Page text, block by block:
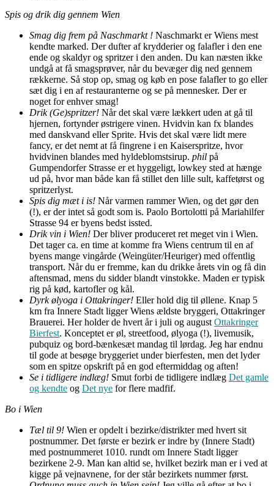
Spis og drik dig gennem Wien
Smag dig frem på Naschmarkt ! Naschmarkt er Wiens mest
kendte marked. Der dufter af krydderier og falafler i den ene
ende og skaldyr og spritzer i den anden. Du kan næsten ikke
undgå at få smagsprøver, når du bevæger dig ned gennem
rækkerne. Så stop op, smag og køb en pose falafler to go eller
sæt dig i en af restauranterne og se på mennesker. Der er
noget for enhver smag!
Drik (Ge)spritzer! Når det skal være lækkert uden at gå til
hjernen, fortynder østrigere vinen. Hvidvin kan fx blandes
med danskvand eller Sprite. Hvis det skal være lidt mere
fancy, er det nemt at få fingrene i en Kaiserspritze, hvor
hvidvinen blandes med hyldeblomstsirup. phil på
Gumpendorfer Strasse er et hyggeligt, lowkey sted at hænge
ud på, hvor man både kan få stillet den lille sult, kaffetørst og
spritzerlyst.
Spis dig mæt i is! Når varmen rammer Wien, og det gør den
(!), er der intet så godt som is. Paolo Bortolotti på Mariahilfer
Strasse 94 er byens bedst issted.
Drik vin i Wien! Der bliver produceret ret meget vin i Wien.
Det tager ca. en time at komme fra Wiens centrum til en af
byens mange vingårde (Weingüter/Heuriger) med offentlig
transport. Når du er fremme, kan du drikke årets vin og få din
aftensmad, mens du sidder blandt vinstokke. Maden er typisk
rig på kød, kartofler og kål.
Dyrk ølyoga i Ottakringer! Eller hold dig til øllene. Knap 5
km fra Innere Stadt ligger Wiens ældste bryggeri, Ottakringer
Brauerei. Her holder de hvert år i juli og august Ottakringer
Bierfest. Konceptet er øl, streetfood, ølyoga (!), livemusik,
pubquiz og bord-bænkesæt mandag til lørdag. Jeg har endnu
til gode at besøge bryggeriet under bierfesten, men det lyder
som en spitze opskrift på en god eftermiddag og aften!
Se i tidligere indlæg! Smut forbi de tidligere indlæg Det gamle
og kendte og Det nye for flere madfif.
Bo i Wien
Tæl til 9! Wien er opdelt i bezirke/distrikter med hvert sit
postnummer. Det første er bezirk er indre by (Innere Stadt)
med postnummeret 1010. rundt om Innere Stadt ligger
bezirkene 2-9. Man kan altid se, hvilket bezirk man er i ved at
kigge på vejnavnene, for der står bezirkets nummer først.